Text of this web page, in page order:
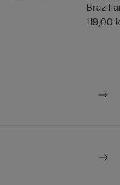
119,00